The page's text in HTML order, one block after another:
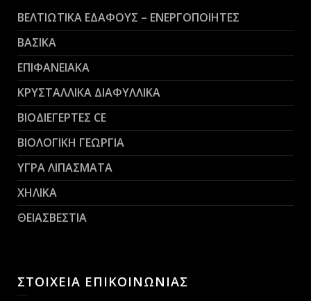
ΒΕΛΤΙΩΤΙΚΑ ΕΔΑΦΟΥΣ – ΕΝΕΡΓΟΠΟΙΗΤΕΣ
ΒΑΣΙΚΑ
ΕΠΙΦΑΝΕΙΑΚΑ
ΚΡΥΣΤΑΛΛΙΚΑ ΔΙΑΦΥΛΛΙΚΑ
ΒΙΟΔΙΕΓΕΡΤΕΣ CE
ΒΙΟΛΟΓΙΚΗ ΓΕΩΡΓΙΑ
ΥΓΡΑ ΛΙΠΑΣΜΑΤΑ
ΧΗΛΙΚΑ
ΘΕΙΑΣΒΕΣΤΙΑ
ΣΤΟΙΧΕΙΑ ΕΠΙΚΟΙΝΩΝΙΑΣ